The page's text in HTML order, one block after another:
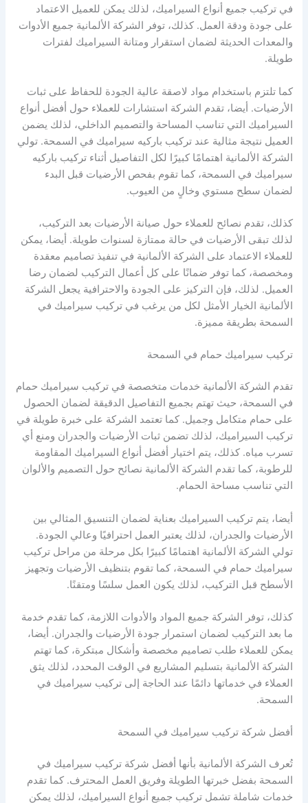
في تركيب جميع أنواع السيراميك، لذلك يمكن للعميل الاعتماد
على جودة ودقة العمل. كذلك، توفر الشركة الألمانية جميع الأدوات
والمعدات الحديثة لضمان استقرار ومتانة السيراميك لفترات
طويلة.
كما تلتزم باستخدام مواد لاصقة عالية الجودة للحفاظ على ثبات
الأرضيات. أيضا، تقدم الشركة استشارات للعملاء حول أفضل أنواع
السيراميك التي تناسب المساحة والتصميم الداخلي، لذلك يضمن
العميل نتيجة مثالية عند تركيب باركيه سيراميك في السمحة. تولي
الشركة الألمانية اهتمامًا كبيرًا لكل التفاصيل أثناء تركيب باركيه
سيراميك في السمحة، كما تقوم بفحص الأرضيات قبل البدء
لضمان سطح مستوي وخالٍ من العيوب.
كذلك، تقدم نصائح للعملاء حول صيانة الأرضيات بعد التركيب،
لذلك تبقى الأرضيات في حالة ممتازة لسنوات طويلة. أيضا، يمكن
للعملاء الاعتماد على الشركة الألمانية في تنفيذ تصاميم معقدة
ومخصصة، كما توفر ضمانًا على كل أعمال التركيب لضمان رضا
العميل. لذلك، فإن التركيز على الجودة والاحترافية يجعل الشركة
الألمانية الخيار الأمثل لكل من يرغب في تركيب سيراميك في
السمحة بطريقة مميزة.
تركيب سيراميك حمام في السمحة
تقدم الشركة الألمانية خدمات متخصصة في تركيب سيراميك حمام
في السمحة، حيث تهتم بجميع التفاصيل الدقيقة لضمان الحصول
على حمام متكامل وجميل. كما تعتمد الشركة على خبرة طويلة في
تركيب السيراميك، لذلك تضمن ثبات الأرضيات والجدران ومنع أي
تسرب مياه. كذلك، يتم اختيار أفضل أنواع السيراميك المقاومة
للرطوبة، كما تقدم الشركة الألمانية نصائح حول التصميم والألوان
التي تناسب مساحة الحمام.
أيضا، يتم تركيب السيراميك بعناية لضمان التنسيق المثالي بين
الأرضيات والجدران، لذلك يعتبر العمل احترافيًا وعالي الجودة.
تولي الشركة الألمانية اهتمامًا كبيرًا بكل مرحلة من مراحل تركيب
سيراميك حمام في السمحة، كما تقوم بتنظيف الأرضيات وتجهيز
الأسطح قبل التركيب، لذلك يكون العمل سلسًا ومتقنًا.
كذلك، توفر الشركة جميع المواد والأدوات اللازمة، كما تقدم خدمة
ما بعد التركيب لضمان استمرار جودة الأرضيات والجدران. أيضا،
يمكن للعملاء طلب تصاميم مخصصة وأشكال مبتكرة، كما تهتم
الشركة الألمانية بتسليم المشاريع في الوقت المحدد، لذلك يثق
العملاء في خدماتها دائمًا عند الحاجة إلى تركيب سيراميك في
السمحة.
أفضل شركة تركيب سيراميك في السمحة
تُعرف الشركة الألمانية بأنها أفضل شركة تركيب سيراميك في
السمحة بفضل خبرتها الطويلة وفريق العمل المحترف. كما تقدم
خدمات شاملة تشمل تركيب جميع أنواع السيراميك، لذلك يمكن